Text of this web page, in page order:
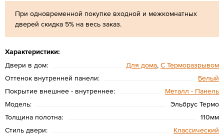
При одновременной покупке входной и межкомнатных
дверей скидка 5% на весь заказ.
Характеристики:
Двери в дом:
Для дома, С Терморазрывом
Оттенок внутренней панели:
Белый
Покрытие внешнее - внутреннее:
Металл - Панель
Модель:
Эльбрус Термо
Толщина полотна:
110мм
Стиль двери:
Классический